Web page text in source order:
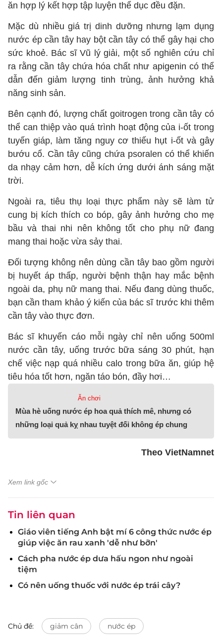
ăn hợp lý kết hợp tập luyện thể dục đều đặn.
Mặc dù nhiều giá trị dinh dưỡng nhưng lạm dụng
nước ép cần tây hay bột cần tây có thể gây hại cho
sức khoẻ. Bác sĩ Vũ lý giải, một số nghiên cứu chỉ
ra rằng cần tây chứa hóa chất như apigenin có thể
dẫn đến giảm lượng tinh trùng, ảnh hưởng khả
năng sinh sản.
Bên cạnh đó, lượng chất goitrogen trong cần tây có
thể can thiệp vào quá trình hoạt động của i-ốt trong
tuyến giáp, làm tăng nguy cơ thiếu hụt i-ốt và gây
bướu cổ. Cần tây cũng chứa psoralen có thể khiến
da nhạy cảm hơn, dễ kích ứng dưới ánh sáng mặt
trời.
Ngoài ra, tiêu thụ loại thực phẩm này sẽ làm tử
cung bị kích thích co bóp, gây ảnh hưởng cho mẹ
bầu và thai nhi nên không tốt cho phụ nữ đang
mang thai hoặc vừa sảy thai.
Đối tượng không nên dùng cần tây bao gồm người
bị huyết áp thấp, người bệnh thận hay mắc bệnh
ngoài da, phụ nữ mang thai. Nếu đang dùng thuốc,
bạn cần tham khảo ý kiến của bác sĩ trước khi thêm
cần tây vào thực đơn.
Bác sĩ khuyến cáo mỗi ngày chỉ nên uống 500ml
nước cần tây, uống trước bữa sáng 30 phút, hạn
chế việc nạp quá nhiều calo trong bữa ăn, giúp hệ
tiêu hóa tốt hơn, ngăn táo bón, đầy hơi…
Ăn chơi
Mùa hè uống nước ép hoa quả thích mê, nhưng có
những loại quả kỵ nhau tuyệt đối không ép chung
Theo VietNamnet
Xem link gốc
Tin liên quan
Giáo viên tiếng Anh bật mí 6 công thức nước ép
giúp việc ăn rau xanh 'dễ như bỡn'
Cách pha nước ép dưa hấu ngon như ngoài
tiệm
Có nên uống thuốc với nước ép trái cây?
Chủ đề: giảm cân nước ép